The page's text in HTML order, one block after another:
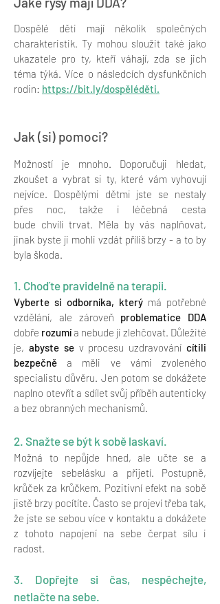
Dospělé děti mají několik společných
charakteristik. Ty mohou sloužit také jako
ukazatele pro ty, kteří váhají, zda se jich
téma týká. Více o následcích dysfunkčních
rodin: https://bit.ly/dospěléděti.
Jak (si) pomoci?
Možností je mnoho. Doporučuji hledat,
zkoušet a vybrat si ty, které vám vyhovují
nejvíce. Dospělými dětmi jste se nestaly
přes noc, takže i léčebná cesta
bude chvíli trvat. Měla by vás naplňovat,
jinak byste ji mohli vzdát příliš brzy - a to by
byla škoda.
1. Choďte pravidelně na terapii.
Vyberte si odborníka, který má potřebné
vzdělání, ale zároveň problematice DDA
dobře rozumía nebude ji zlehčovat. Důležité
je, abyste sev procesu uzdravovánícítili
bezpečně a měli ve vámi zvoleného
specialistu důvěru. Jen potom se dokážete
naplno otevřít a sdílet svůj příběh autenticky
a bez obranných mechanismů.
2. Snažte se být k sobě laskaví.
Možná to nepůjde hned, ale učte se a
rozvíjejte sebelásku a přijetí. Postupně,
krůček za krůčkem. Pozitivní efekt na sobě
jistě brzy pocítíte. Často se projeví třeba tak,
že jste se sebou více v kontaktu a dokážete
z tohoto napojení na sebe čerpat sílu i
radost.
3. Dopřejte si čas, nespěchejte,
netlačte na sebe.